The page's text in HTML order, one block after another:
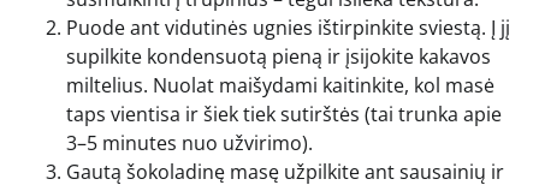
Puode ant vidutinės ugnies ištirpinkite sviestą. Į jį
supilkite kondensuotą pieną ir įsijokite kakavos
miltelius. Nuolat maišydami kaitinkite, kol masė
taps vientisa ir šiek tiek sutirštės (tai trunka apie
3–5 minutes nuo užvirimo).
Gautą šokoladinę masę užpilkite ant sausainių ir